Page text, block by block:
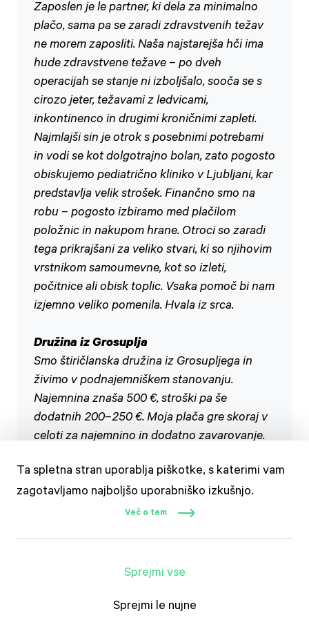
Ta spletna stran uporablja piškotke, s katerimi vam
zagotavljamo najboljšo uporabniško izkušnjo.
Več o tem
Sprejmi vse
Sprejmi le nujne
Zaposlen je le partner, ki dela za minimalno
plačo, sama pa se zaradi zdravstvenih težav
ne morem zaposliti. Naša najstarejša hči ima
hude zdravstvene težave – po dveh
operacijah se stanje ni izboljšalo, sooča se s
cirozo jeter, težavami z ledvicami,
inkontinenco in drugimi kroničnimi zapleti.
Najmlajši sin je otrok s posebnimi potrebami
in vodi se kot dolgotrajno bolan, zato pogosto
obiskujemo pediatrično kliniko v Ljubljani, kar
predstavlja velik strošek. Finančno smo na
robu – pogosto izbiramo med plačilom
položnic in nakupom hrane. Otroci so zaradi
tega prikrajšani za veliko stvari, ki so njihovim
vrstnikom samoumevne, kot so izleti,
počitnice ali obisk toplic. Vsaka pomoč bi nam
izjemno veliko pomenila. Hvala iz srca.
Družina iz Grosuplja
Smo štiričlanska družina iz Grosupljega in
živimo v podnajemniškem stanovanju.
Najemnina znaša 500 €, stroški pa še
dodatnih 200–250 €. Moja plača gre skoraj v
celoti za najemnino in dodatno zavarovanje.
čistilka, mož pa polno zaposlen v tiskarni.
Stanovanje ogrevamo z dvema manjšima
kaminoma, saj centralnega ogrevanja ni.
ker smo zaradi enkratnih prilivov (dohodnina,
drugo stanovanje v bližini centra Grosupljega,